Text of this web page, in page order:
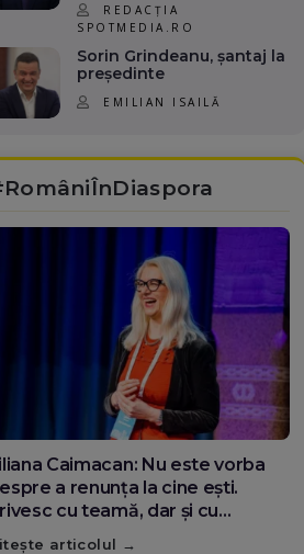
REDACȚIA
SPOTMEDIA.RO
Sorin Grindeanu, șantaj la
președinte
EMILIAN ISAILĂ
Olar, românca de la Google
demonstrează că diaspora
schimba România
articolul